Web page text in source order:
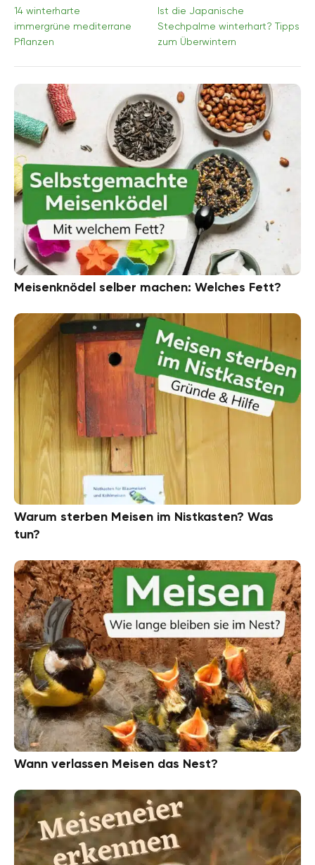
14 winterharte
immergrüne mediterrane
Pflanzen
Ist die Japanische
Stechpalme winterhart? Tipps
zum Überwintern
Meisenknödel selber machen: Welches Fett?
Warum sterben Meisen im Nistkasten? Was
tun?
Wann verlassen Meisen das Nest?